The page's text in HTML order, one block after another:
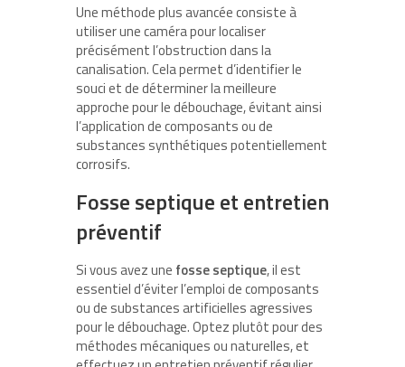
Une méthode plus avancée consiste à
utiliser une caméra pour localiser
précisément l’obstruction dans la
canalisation. Cela permet d’identifier le
souci et de déterminer la meilleure
approche pour le débouchage, évitant ainsi
l’application de composants ou de
substances synthétiques potentiellement
corrosifs.
Fosse septique et entretien
préventif
Si vous avez une fosse septique, il est
essentiel d’éviter l’emploi de composants
ou de substances artificielles agressives
pour le débouchage. Optez plutôt pour des
méthodes mécaniques ou naturelles, et